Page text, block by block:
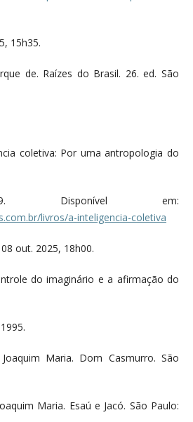
15h35.
de. Raízes do Brasil. 26. ed. São
coletiva: Por uma antropologia do
Disponível em:
livros/a-inteligencia-coletiva
out. 2025, 18h00.
do imaginário e a afirmação do
Joaquim Maria. Dom Casmurro. São
Maria. Esaú e Jacó. São Paulo: